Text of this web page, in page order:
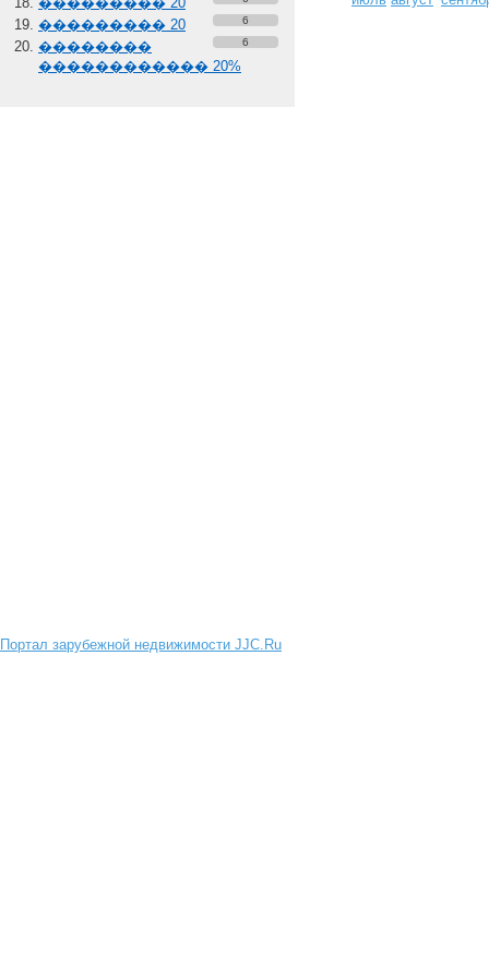
��������� 20 6
��������
������������ 20%
6
Портал зарубежной недвижимости JJC.Ru